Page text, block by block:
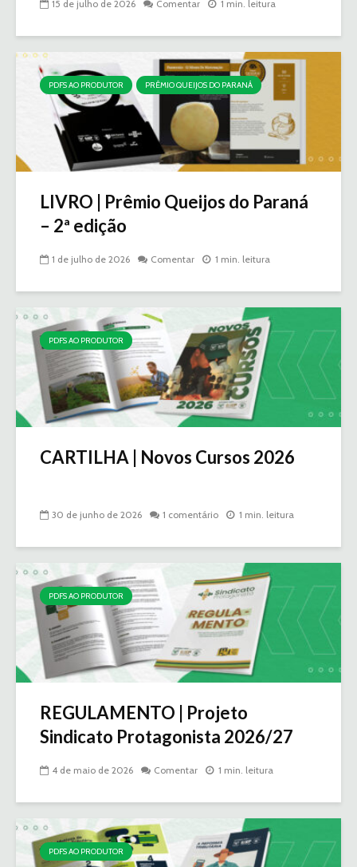
15 de julho de 2026 Comentar 1 min. leitura
PDFS AO PRODUTOR PRÊMIO QUEIJOS DO PARANÁ
LIVRO | Prêmio Queijos do Paraná
– 2ª edição
1 de julho de 2026 Comentar 1 min. leitura
PDFS AO PRODUTOR
CARTILHA | Novos Cursos 2026
30 de junho de 2026 1 comentário 1 min. leitura
PDFS AO PRODUTOR
REGULAMENTO | Projeto
Sindicato Protagonista 2026/27
4 de maio de 2026 Comentar 1 min. leitura
PDFS AO PRODUTOR